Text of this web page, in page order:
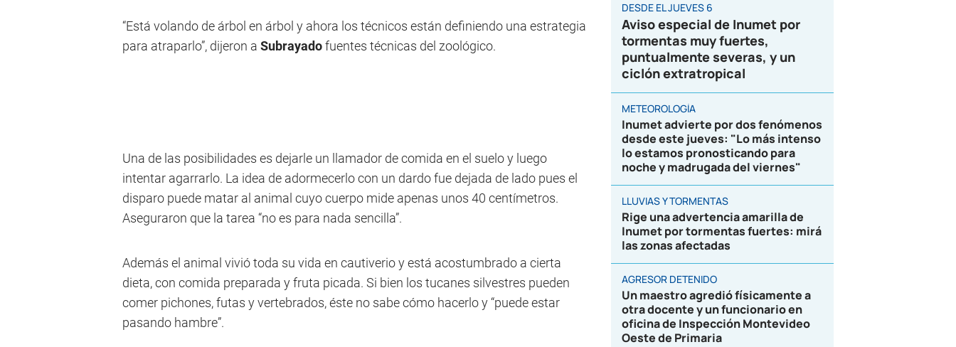
“Está volando de árbol en árbol y ahora los técnicos están definiendo una estrategia
para atraparlo”, dijeron a Subrayadofuentes técnicas del zoológico.
Una de las posibilidades es dejarle un llamador de comida en el suelo y luego
intentar agarrarlo. La idea de adormecerlo con un dardo fue dejada de lado pues el
disparo puede matar al animal cuyo cuerpo mide apenas unos 40 centímetros.
Aseguraron que la tarea “no es para nada sencilla”.
Además el animal vivió toda su vida en cautiverio y está acostumbrado a cierta
dieta, con comida preparada y fruta picada. Si bien los tucanes silvestres pueden
comer pichones, futas y vertebrados, éste no sabe cómo hacerlo y “puede estar
pasando hambre”.
DESDE EL JUEVES 6
Aviso especial de Inumet por
tormentas muy fuertes,
puntualmente severas, y un
ciclón extratropical
METEOROLOGÍA
Inumet advierte por dos fenómenos
desde este jueves: "Lo más intenso
lo estamos pronosticando para
noche y madrugada del viernes"
LLUVIAS Y TORMENTAS
Rige una advertencia amarilla de
Inumet por tormentas fuertes: mirá
las zonas afectadas
AGRESOR DETENIDO
Un maestro agredió físicamente a
otra docente y un funcionario en
oficina de Inspección Montevideo
Oeste de Primaria